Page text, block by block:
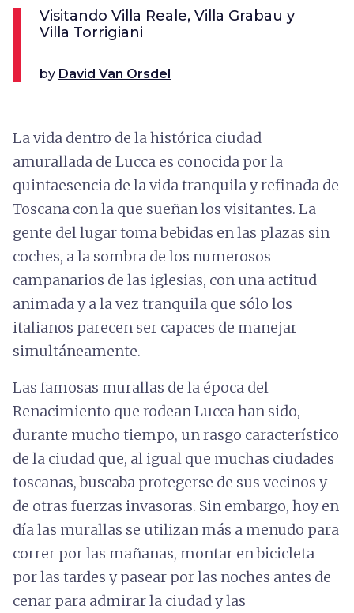
Visitando Villa Reale, Villa Grabau y
Villa Torrigiani
by David Van Orsdel
La vida dentro de la histórica ciudad
amurallada de Lucca es conocida por la
quintaesencia de la vida tranquila y refinada de
Toscana con la que sueñan los visitantes. La
gente del lugar toma bebidas en las plazas sin
coches, a la sombra de los numerosos
campanarios de las iglesias, con una actitud
animada y a la vez tranquila que sólo los
italianos parecen ser capaces de manejar
simultáneamente.
Las famosas murallas de la época del
Renacimiento que rodean Lucca han sido,
durante mucho tiempo, un rasgo característico
de la ciudad que, al igual que muchas ciudades
toscanas, buscaba protegerse de sus vecinos y
de otras fuerzas invasoras. Sin embargo, hoy en
día las murallas se utilizan más a menudo para
correr por las mañanas, montar en bicicleta
por las tardes y pasear por las noches antes de
cenar para admirar la ciudad y las